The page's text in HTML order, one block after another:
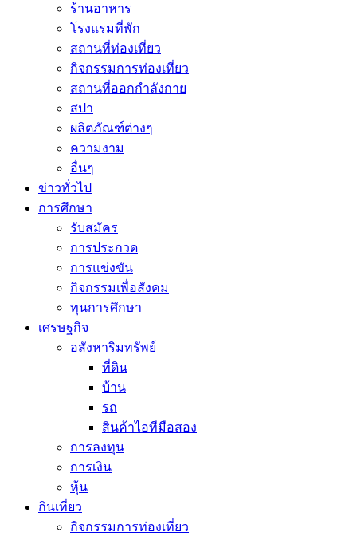
ร้านอาหาร
โรงแรมที่พัก
สถานที่ท่องเที่ยว
กิจกรรมการท่องเที่ยว
สถานที่ออกกำลังกาย
สปา
ผลิตภัณฑ์ต่างๆ
ความงาม
อื่นๆ
ข่าวทั่วไป
การศึกษา
รับสมัคร
การประกวด
การแข่งขัน
กิจกรรมเพื่อสังคม
ทุนการศึกษา
เศรษฐกิจ
อสังหาริมทรัพย์
ที่ดิน
บ้าน
รถ
สินค้าไอทีมือสอง
การลงทุน
การเงิน
หุ้น
กินเที่ยว
กิจกรรมการท่องเที่ยว